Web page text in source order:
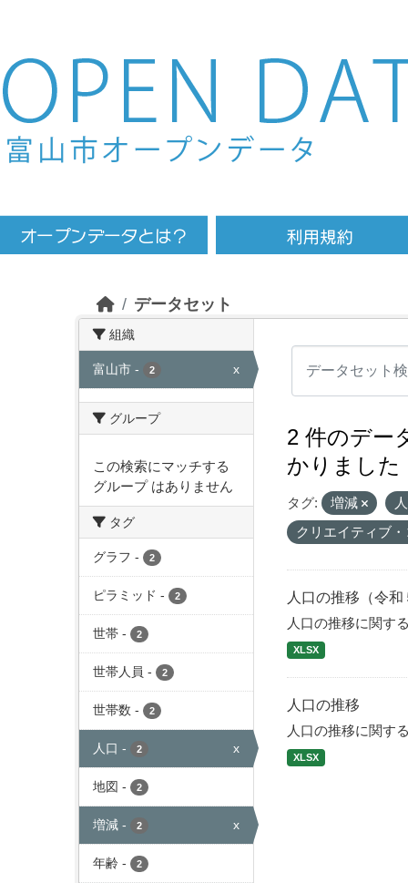
Skip to main content
データセット
組織
富山市 - 2 x
グループ
この検索にマッチする
グループ はありません
タグ
グラフ - 2
ピラミッド - 2
世帯 - 2
世帯人員 - 2
世帯数 - 2
人口 - 2 x
地図 - 2
増減 - 2 x
年齢 - 2
2 件のデー
かりました
タグ: 増減
クリエイティブ
人口の推移（令和
人口の推移に関す
XLSX
人口の推移
人口の推移に関す
XLSX